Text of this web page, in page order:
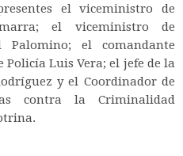
el viceministro de
el viceministro de
Palomino; el comandante
Policía Luis Vera; el jefe de la
y el Coordinador de
contra la Criminalidad